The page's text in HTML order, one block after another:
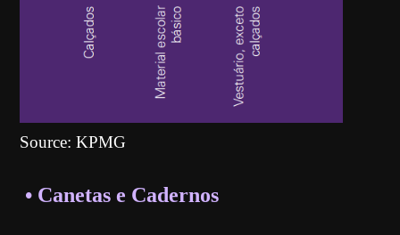
Source: KPMG
• Canetas e Cadernos